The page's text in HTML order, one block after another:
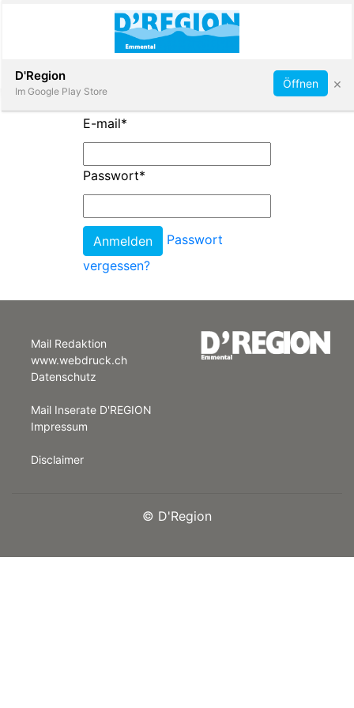
App
Abonnieren
E-mail*
Passwort*
Passwort
vergessen?
Mail Redaktion
www.webdruck.ch
Datenschutz
Mail Inserate D'REGION
Impressum
Disclaimer
© D'Region
D'Region
Im Google Play Store
Öffnen ×